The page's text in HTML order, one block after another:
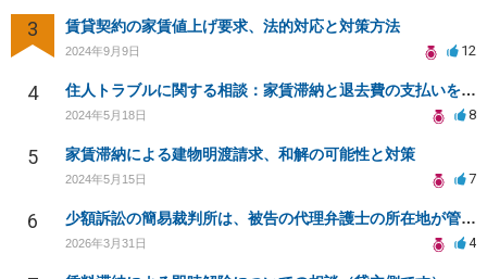
3 賃貸契約の家賃値上げ要求、法的対応と対策方法
2024年9月9日 12
4 住人トラブルに関する相談：家賃滞納と退去費の支払いを拒否され、管理鍵の横領も発生
2024年5月18日 8
5 家賃滞納による建物明渡請求、和解の可能性と対策
2024年5月15日 7
6 少額訴訟の簡易裁判所は、被告の代理弁護士の所在地が管轄になりますか？
2026年3月31日 4